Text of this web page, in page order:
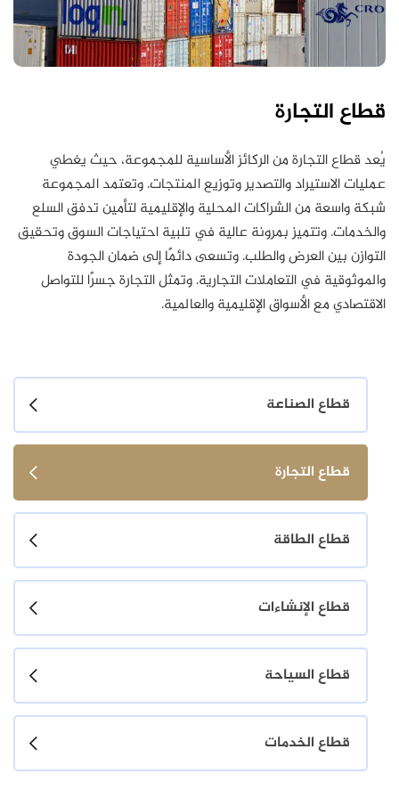
قطاع التجارة
يُعد قطاع التجارة من الركائز الأساسية للمجموعة، حيث يغطي
عمليات الاستيراد والتصدير وتوزيع المنتجات. وتعتمد المجموعة
شبكة واسعة من الشراكات المحلية والإقليمية لتأمين تدفق السلع
والخدمات. وتتميز بمرونة عالية في تلبية احتياجات السوق وتحقيق
التوازن بين العرض والطلب. وتسعى دائمًا إلى ضمان الجودة
والموثوقية في التعاملات التجارية. وتمثل التجارة جسرًا للتواصل
الاقتصادي مع الأسواق الإقليمية والعالمية.
قطاع الصناعة
قطاع التجارة
قطاع الطاقة
قطاع الإنشاءات
قطاع السياحة
قطاع الخدمات